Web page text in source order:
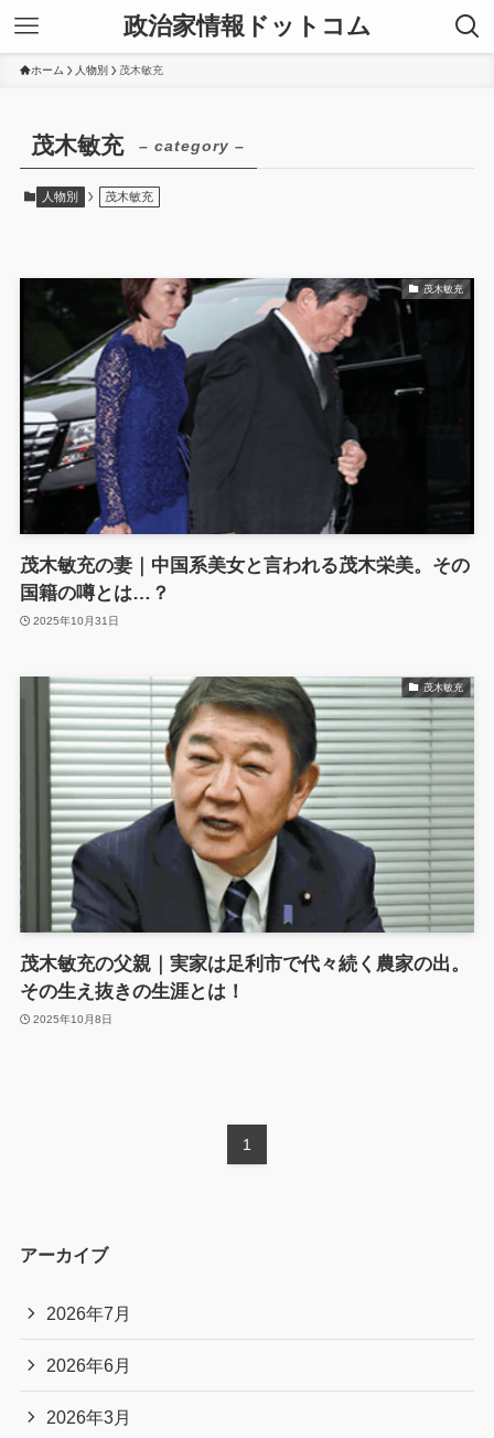
政治家情報ドットコム
ホーム 人物別 茂木敏充
茂木敏充 – category –
人物別 茂木敏充
茂木敏充
茂木敏充の妻｜中国系美女と言われる茂木栄美。その
国籍の噂とは…？
2025年10月31日
茂木敏充
茂木敏充の父親｜実家は足利市で代々続く農家の出。
その生え抜きの生涯とは！
2025年10月8日
1
アーカイブ
2026年7月
2026年6月
2026年3月